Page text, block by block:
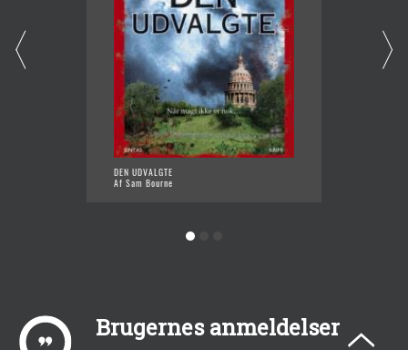
DEN UDVALGTE
Af Sam Bourne
Brugernes anmeldelser